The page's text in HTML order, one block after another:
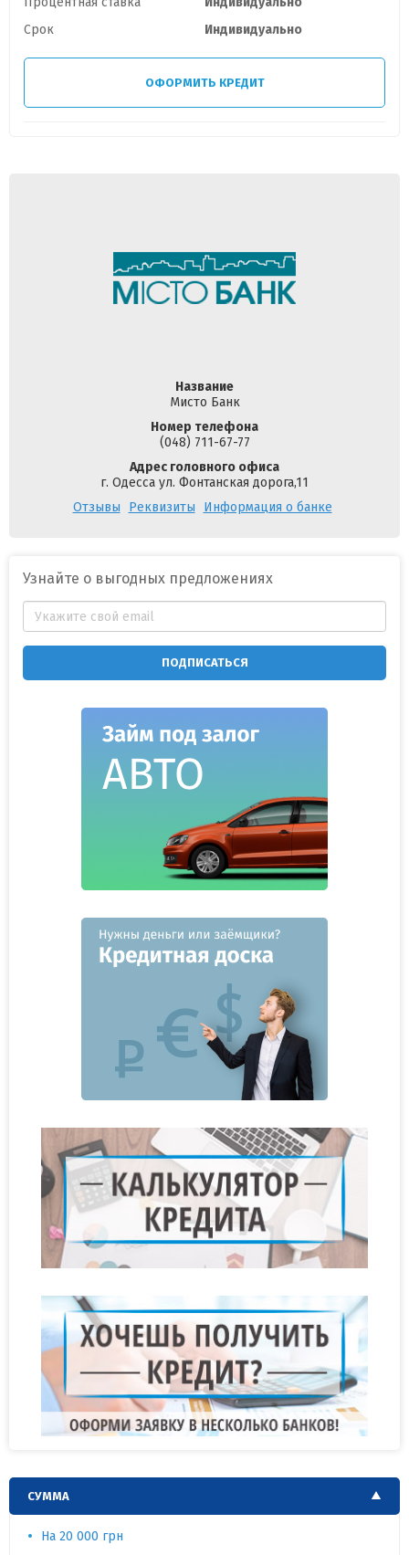
Срок
Индивидуально
ОФОРМИТЬ КРЕДИТ
Название
Мисто Банк
Номер телефона
(048) 711-67-77
Адрес головного офиса
г. Одесса ул. Фонтанская дорога,11
Отзывы
Реквизиты Информация о банке
Узнайте о выгодных предложениях
ПОДПИСАТЬСЯ
СУММА
На 20 000 грн